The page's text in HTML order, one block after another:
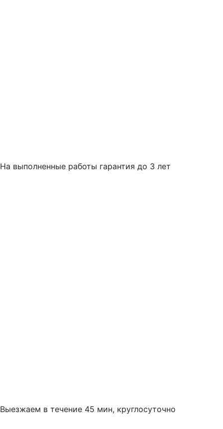
На выполненные работы гарантия до 3 лет
Выезжаем в течение 45 мин, круглосуточно